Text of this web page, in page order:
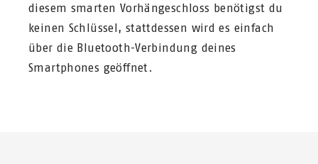
diesem smarten Vorhängeschloss benötigst du
keinen Schlüssel, stattdessen wird es einfach
über die Bluetooth-Verbindung deines
Smartphones geöffnet.